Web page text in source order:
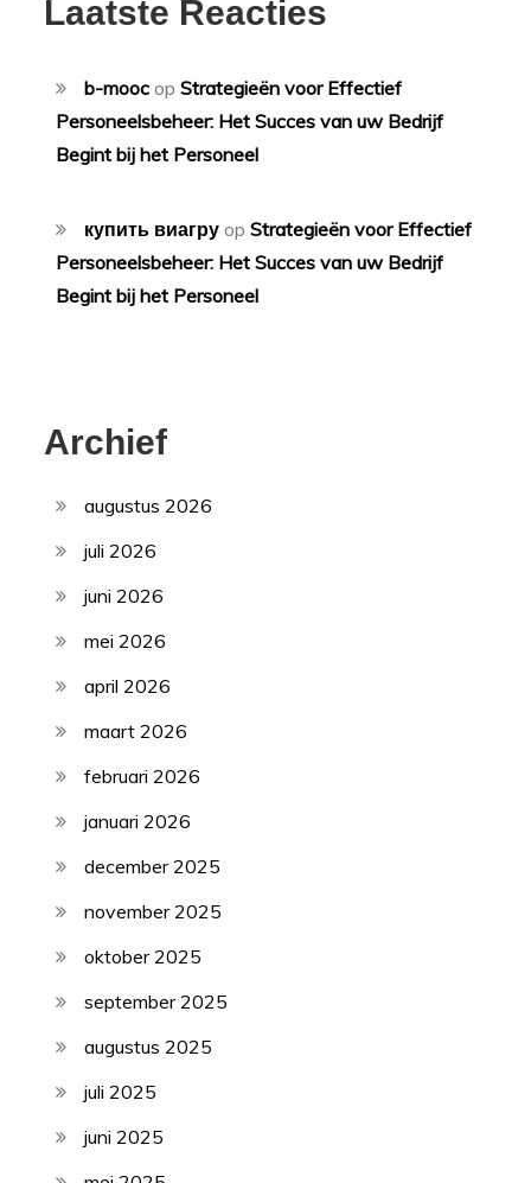
Laatste Reacties
b-mooc opStrategieën voor Effectief
Personeelsbeheer: Het Succes van uw Bedrijf
Begint bij het Personeel
купить виагру opStrategieën voor Effectief
Personeelsbeheer: Het Succes van uw Bedrijf
Begint bij het Personeel
Archief
augustus 2026
juli 2026
juni 2026
mei 2026
april 2026
maart 2026
februari 2026
januari 2026
december 2025
november 2025
oktober 2025
september 2025
augustus 2025
juli 2025
juni 2025